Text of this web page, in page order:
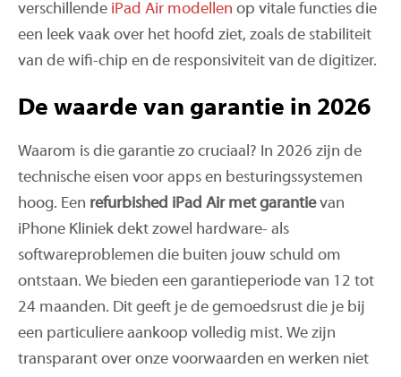
verschillende iPad Air modellen op vitale functies die
een leek vaak over het hoofd ziet, zoals de stabiliteit
van de wifi-chip en de responsiviteit van de digitizer.
De waarde van garantie in 2026
Waarom is die garantie zo cruciaal? In 2026 zijn de
technische eisen voor apps en besturingssystemen
hoog. Een refurbished iPad Air met garantievan
iPhone Kliniek dekt zowel hardware- als
softwareproblemen die buiten jouw schuld om
ontstaan. We bieden een garantieperiode van 12 tot
24 maanden. Dit geeft je de gemoedsrust die je bij
een particuliere aankoop volledig mist. We zijn
transparant over onze voorwaarden en werken niet